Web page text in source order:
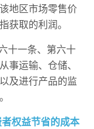
地区市场零售价
获取的利润。
十一条、第六十
事运输、仓储、
及进行产品的监
权益节省的成本